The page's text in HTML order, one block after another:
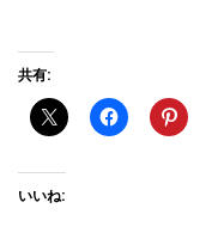
共有:
いいね: